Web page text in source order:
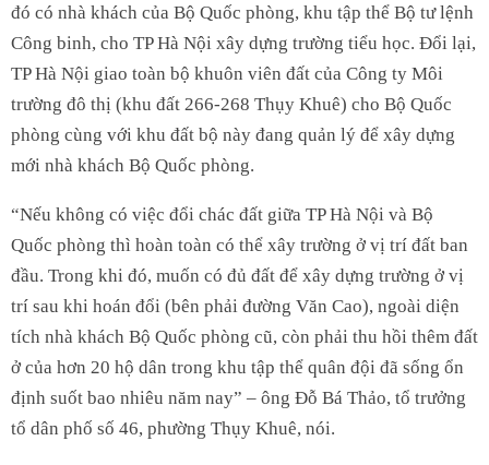
đó có nhà khách của Bộ Quốc phòng, khu tập thể Bộ tư lệnh
Công binh, cho TP Hà Nội xây dựng trường tiểu học. Đổi lại,
TP Hà Nội giao toàn bộ khuôn viên đất của Công ty Môi
trường đô thị (khu đất 266-268 Thụy Khuê) cho Bộ Quốc
phòng cùng với khu đất bộ này đang quản lý để xây dựng
mới nhà khách Bộ Quốc phòng.
“Nếu không có việc đổi chác đất giữa TP Hà Nội và Bộ
Quốc phòng thì hoàn toàn có thể xây trường ở vị trí đất ban
đầu. Trong khi đó, muốn có đủ đất để xây dựng trường ở vị
trí sau khi hoán đổi (bên phải đường Văn Cao), ngoài diện
tích nhà khách Bộ Quốc phòng cũ, còn phải thu hồi thêm đất
ở của hơn 20 hộ dân trong khu tập thể quân đội đã sống ổn
định suốt bao nhiêu năm nay” – ông Đỗ Bá Thảo, tổ trưởng
tổ dân phố số 46, phường Thụy Khuê, nói.